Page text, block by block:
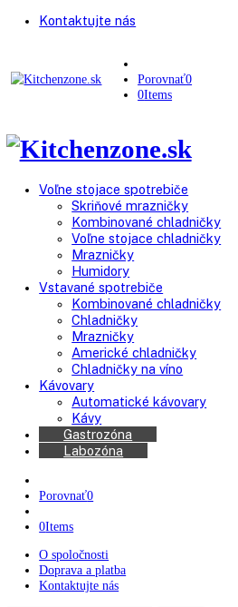
Kontaktujte nás
Porovnať
0Items
Voľne stojace spotrebiče
Skriňové mrazničky
Kombinované chladničky
Voľne stojace chladničky
Mrazničky
Humidory
Vstavané spotrebiče
Kombinované chladničky
Chladničky
Mrazničky
Americké chladničky
Chladničky na víno
Kávovary
Automatické kávovary
Labozóna
Porovnať0
0Items